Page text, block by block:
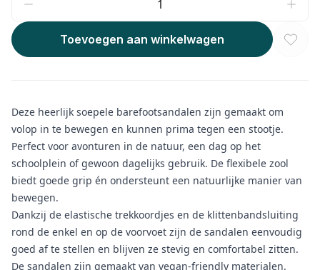
Toevoegen aan winkelwagen
Deze heerlijk soepele barefootsandalen zijn gemaakt om
volop in te bewegen en kunnen prima tegen een stootje.
Perfect voor avonturen in de natuur, een dag op het
schoolplein of gewoon dagelijks gebruik. De flexibele zool
biedt goede grip én ondersteunt een natuurlijke manier van
bewegen.
Dankzij de elastische trekkoordjes en de klittenbandsluiting
rond de enkel en op de voorvoet zijn de sandalen eenvoudig
goed af te stellen en blijven ze stevig en comfortabel zitten.
De sandalen zijn gemaakt van vegan-friendly materialen.